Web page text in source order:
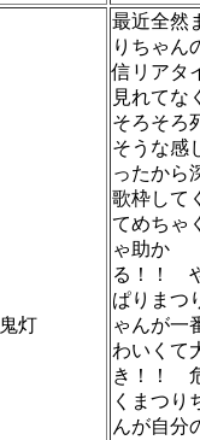
鬼灯
最近全然
りちゃん
信リアタ
見れてな
そろそろ
そうな感
ったから
歌枠して
てめちゃ
ゃ助か
る！！
ぱりまつ
ゃんが一
わいくて
き！！
くまつり
んが自分